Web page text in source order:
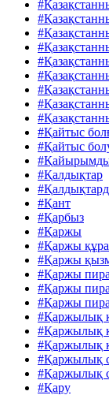
#Қайтыс
#Қайтыс
#Қалдықтар
#Қант
#Қарбыз
#Қаржы
#Қаржы
#Қаржы
#Қаржы
#Қаржы
#Қаржы
#Қаржылық
#Қаржылық
#Қаржылық
#Қаржылық
#Қаржылық
#Қару